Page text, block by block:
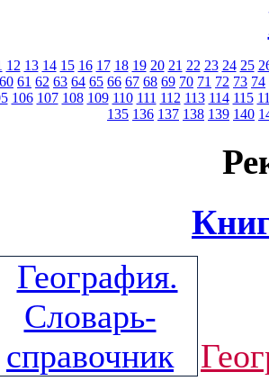
12 13 14 15 16 17 18 19 20 21 22 23 24 25
60 61 62 63 64 65 66 67 68 69 70 71 72 73 74
106 107 108 109 110 111 112 113 114 115
135 136 137 138 139 140